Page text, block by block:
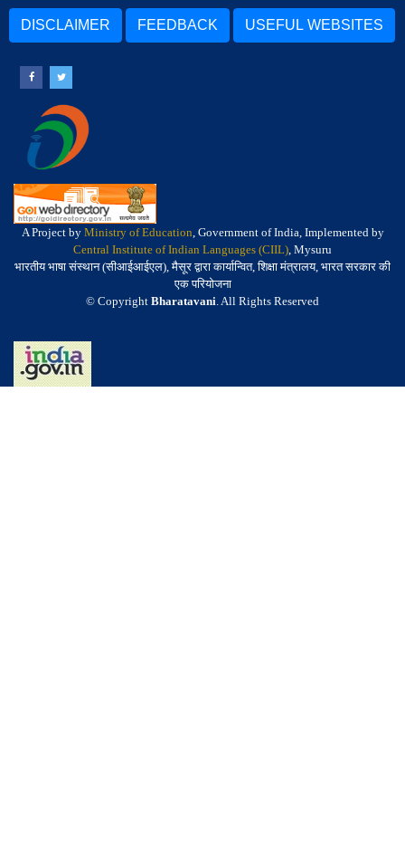
DISCLAIMER FEEDBACK USEFUL WEBSITES
A Project by Ministry of Education, Government of India, Implemented by
Central Institute of Indian Languages (CIIL), Mysuru
भारतीय भाषा संस्थान (सीआईआईएल), मैसूर द्वारा कार्यान्वित, शिक्षा मंत्रालय, भारत सरकार की
एक परियोजना
© Copyright Bharatavani. All Rights Reserved